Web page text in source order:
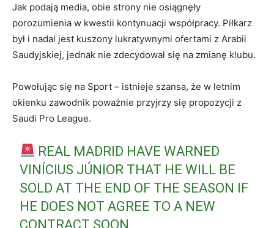
Jak podają media, obie strony nie osiągnęły
porozumienia w kwestii kontynuacji współpracy. Piłkarz
był i nadal jest kuszony lukratywnymi ofertami z Arabii
Saudyjskiej, jednak nie zdecydował się na zmianę klubu.
Powołując się na Sport – istnieje szansa, że w letnim
okienku zawodnik poważnie przyjrzy się propozycji z
Saudi Pro League.
REAL MADRID HAVE WARNED
VINÍCIUS JÚNIOR THAT HE WILL BE
SOLD AT THE END OF THE SEASON IF
HE DOES NOT AGREE TO A NEW
CONTRACT SOON.